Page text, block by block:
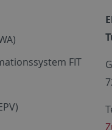
FIT